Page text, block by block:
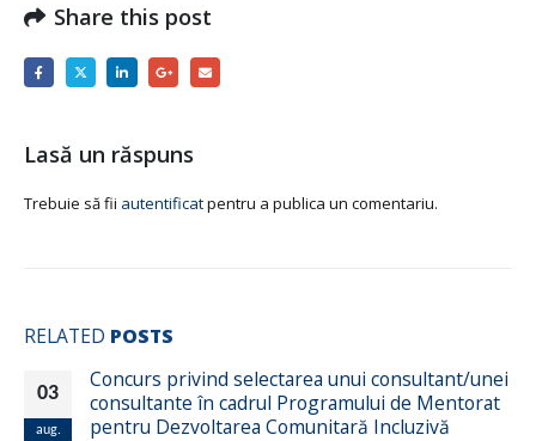
Share this post
Lasă un răspuns
Trebuie să fii autentificatpentru a publica un comentariu.
RELATED POSTS
03
aug.
Concurs privind selectarea unui consultant/unei
consultante în cadrul Programului de Mentorat
pentru Dezvoltarea Comunitară Incluzivă